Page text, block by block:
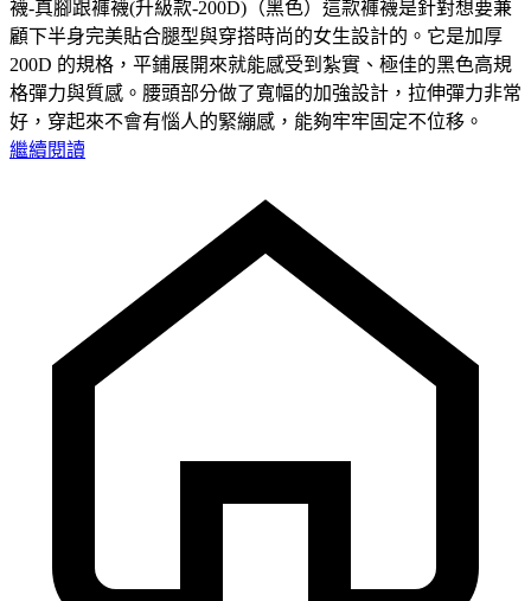
襪-真腳跟褲襪(升級款-200D)（黑色）這款褲襪是針對想要兼
顧下半身完美貼合腿型與穿搭時尚的女生設計的。它是加厚
200D 的規格，平鋪展開來就能感受到紮實、極佳的黑色高規
格彈力與質感。腰頭部分做了寬幅的加強設計，拉伸彈力非常
好，穿起來不會有惱人的緊繃感，能夠牢牢固定不位移。
繼續閱讀